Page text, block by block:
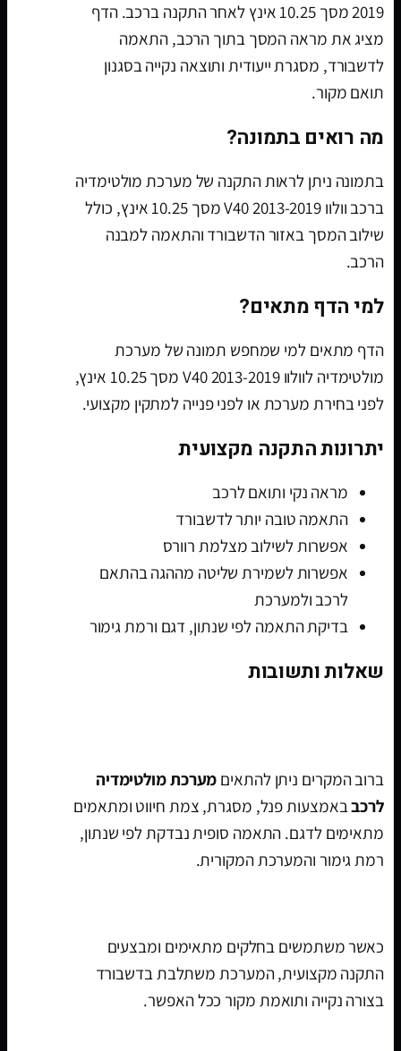
2019 מסך 10.25 אינץ לאחר התקנה ברכב. הדף
מציג את מראה המסך בתוך הרכב, התאמה
לדשבורד, מסגרת ייעודית ותוצאה נקייה בסגנון
תואם מקור.
מה רואים בתמונה?
בתמונה ניתן לראות התקנה של מערכת מולטימדיה
ברכב וולוו V40 2013-2019 מסך 10.25 אינץ, כולל
שילוב המסך באזור הדשבורד והתאמה למבנה
הרכב.
למי הדף מתאים?
הדף מתאים למי שמחפש תמונה של מערכת
מולטימדיה לוולוו V40 2013-2019 מסך 10.25 אינץ,
לפני בחירת מערכת או לפני פנייה למתקין מקצועי.
יתרונות התקנה מקצועית
מראה נקי ותואם לרכב
התאמה טובה יותר לדשבורד
אפשרות לשילוב מצלמת רוורס
אפשרות לשמירת שליטה מההגה בהתאם
לרכב ולמערכת
בדיקת התאמה לפי שנתון, דגם ורמת גימור
שאלות ותשובות
ברוב המקרים ניתן להתאים מערכת מולטימדיה
לרכבבאמצעות פנל, מסגרת, צמת חיווט ומתאמים
מתאימים לדגם. התאמה סופית נבדקת לפי שנתון,
רמת גימור והמערכת המקורית.
כאשר משתמשים בחלקים מתאימים ומבצעים
התקנה מקצועית, המערכת משתלבת בדשבורד
בצורה נקייה ותואמת מקור ככל האפשר.